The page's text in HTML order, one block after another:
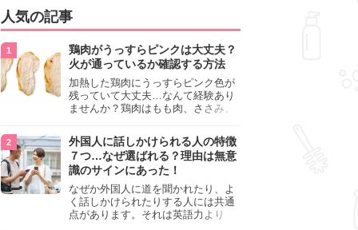
人気の記事
鶏肉がうっすらピンクは大丈夫？
火が通っているか確認する方法
加熱した鶏肉にうっすらピンク色が
残っていて大丈夫…なんて経験あり
ませんか？鶏肉はもも肉、ささみ、
わいが異なり、いろいろと楽しめる
料理ですが、鶏肉は加熱した後でも
うっすらピンク色の部分が大丈夫な
のと気になるときがあります。この
記事では生焼けか火が通っているの
かを確認する方法や、鶏肉を調理す
るときの注意点を紹介しますので、
参考にしてみてくださいね。
外国人に話しかけられる人の特徴
７つ…なぜ選ばれる？理由は無意
識のサインにあった！
なぜか外国人に道を聞かれたり、よ
く話しかけられたりする人には共通
点があります。それは英語力より